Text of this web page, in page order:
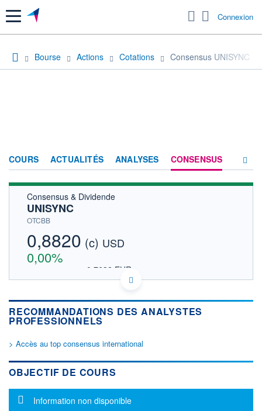
Menu Connexion
Bourse Actions Cotations Consensus UNISYNC
COURS ACTUALITÉS ANALYSES CONSENSUS
Consensus & Dividende
UNISYNC
OTCBB
0,8820 (c) USD
0,00%
0,7632 EUR
DONNÉES TEMPS DIFFÉRÉ
Politique d'exécution
Cotation sur les autres places
OUVERTURE CLÔTURE VEILLE
0,0000
0
RECOMMANDATIONS DES ANALYSTES
PROFESSIONNELS
> Accès au top consensus international
OBJECTIF DE COURS
Message d'information
Information non disponible